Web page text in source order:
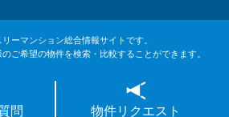
ーマンション総合情報サイトです。
ご希望の物件を検索・比較することができます。
問 物件リクエスト